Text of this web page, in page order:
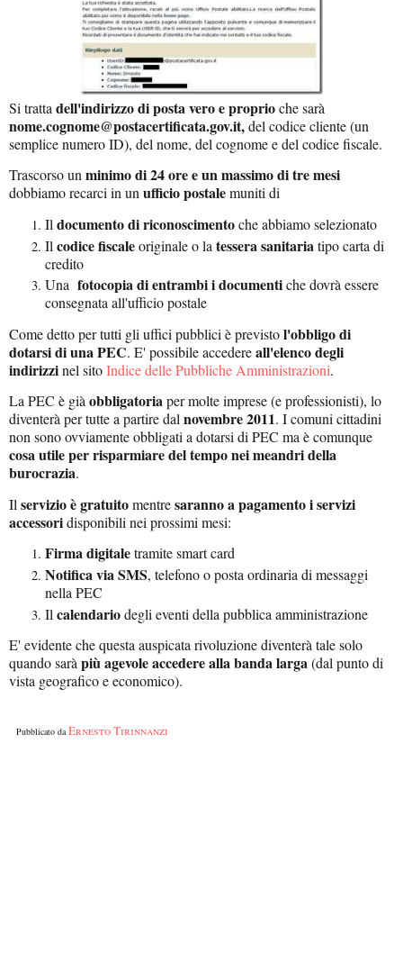
Si tratta dell'indirizzo di posta vero e proprioche sarà
nome.cognome@postacertificata.gov.it,del codice cliente (un
semplice numero ID), del nome, del cognome e del codice fiscale.
Trascorso unminimo di 24 ore e un massimo di tre mesi
dobbiamo recarci in unufficio postalemuniti di
Il documento di riconoscimentoche abbiamo selezionato
Il codice fiscaleoriginale o la tessera sanitaria tipo carta di
credito
Una fotocopia di entrambi i documentiche dovrà essere
consegnata all'ufficio postale
Come detto per tutti gli uffici pubblici è previstol'obbligo di
dotarsi di una PEC. E' possibile accedereall'elenco degli
indirizzinel sitoIndice delle Pubbliche Amministrazioni.
La PEC è giàobbligatoriaper molte imprese (e professionisti), lo
diventerà per tutte a partire dalnovembre 2011. I comuni cittadini
non sono ovviamente obbligati a dotarsi di PEC ma è comunque
cosa utile per risparmiare del tempo nei meandri della
burocrazia.
Il servizio è gratuitomentresaranno a pagamento i servizi
accessoridisponibili nei prossimi mesi:
Firma digitaletramite smart card
Notifica via SMS, telefono o posta ordinaria di messaggi
nella PEC
Il calendariodegli eventi della pubblica amministrazione
E' evidente che questa auspicata rivoluzione diventerà tale solo
quando saràpiù agevole accedere alla banda larga(dal punto di
vista geografico e economico).
Pubblicato daErnesto Tirinnanzi